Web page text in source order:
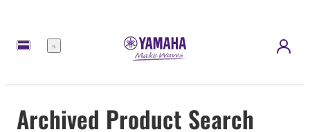
Menu
Archived Product Search